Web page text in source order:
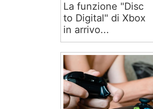
La funzione "Disc
to Digital" di Xbox
in arrivo...